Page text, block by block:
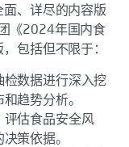
、详尽的内容版
《2024年国内食
包括但不限于：
数据进行深入挖
趋势分析。
评估食品安全风
策依据。